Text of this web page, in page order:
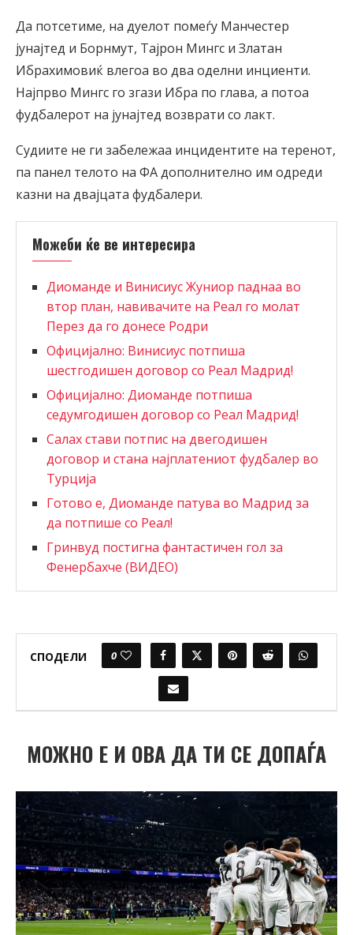
Да потсетиме, на дуелот помеѓу Манчестер
јунајтед и Борнмут, Тајрон Мингс и Златан
Ибрахимовиќ влегоа во два оделни инциенти.
Најпрво Мингс го згази Ибра по глава, а потоа
фудбалерот на јунајтед возврати со лакт.
Судиите не ги забележаа инцидентите на теренот,
па панел телото на ФА дополнително им одреди
казни на двајцата фудбалери.
Можеби ќе ве интересира
Диоманде и Винисиус Жуниор паднаа во
втор план, навивачите на Реал го молат
Перез да го донесе Родри
Официјално: Винисиус потпиша
шестгодишен договор со Реал Мадрид!
Официјално: Диоманде потпиша
седумгодишен договор со Реал Мадрид!
Салах стави потпис на двегодишен
договор и стана најплатениот фудбалер во
Турција
Готово е, Диоманде патува во Мадрид за
да потпише со Реал!
Гринвуд постигна фантастичен гол за
Фенербахче (ВИДЕО)
СПОДЕЛИ 0
МОЖНО Е И ОВА ДА ТИ СЕ ДОПАЃА